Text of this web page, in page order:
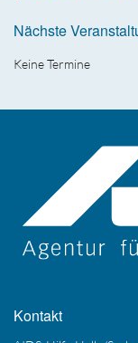
Nächste
Keine Termine
Kontakt